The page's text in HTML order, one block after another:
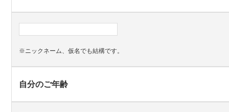
※ニックネーム、仮名でも結構です。
自分のご年齢